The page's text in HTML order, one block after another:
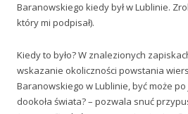
Baranowskiego kiedy był w Lublinie.
który mi podpisał).
Kiedy to było? W znalezionych
wskazanie okoliczności powstania
Baranowskiego w Lublinie, być może
dookoła świata? – pozwala snuć